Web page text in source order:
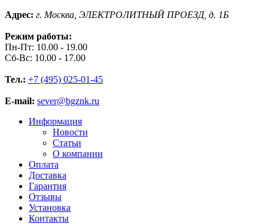
Адрес: г. Москва, ЭЛЕКТРОЛИТНЫЙ ПРОЕЗД, д. 1Б
Режим работы:
Пн-Пт: 10.00 - 19.00
Сб-Вс: 10.00 - 17.00
Тел.: +7 (495) 025-01-45
E-mail: sever@bgznk.ru
Информация
Новости
Статьи
О компании
Оплата
Доставка
Гарантия
Отзывы
Установка
Контакты